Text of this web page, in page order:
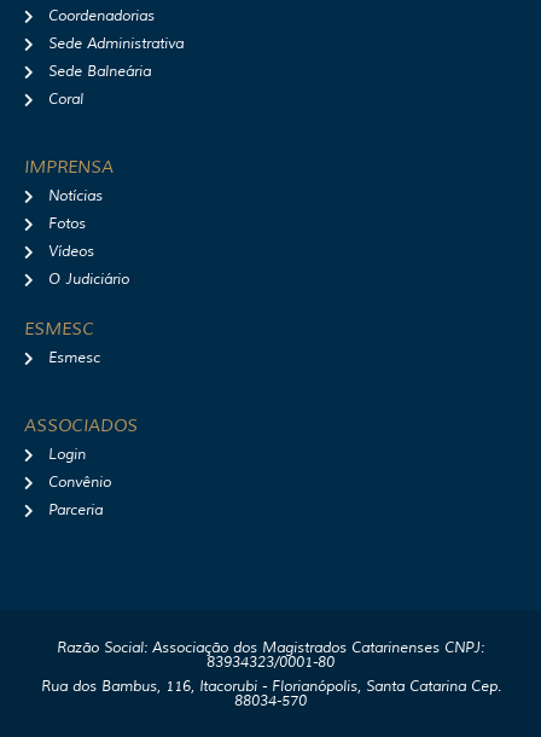
Coordenadorias
Sede Administrativa
Sede Balneária
Coral
IMPRENSA
Notícias
Fotos
Vídeos
O Judiciário
ESMESC
Esmesc
ASSOCIADOS
Login
Convênio
Parceria
Razão Social: Associação dos Magistrados Catarinenses CNPJ:
83934323/0001-80
Rua dos Bambus, 116, Itacorubi - Florianópolis, Santa Catarina Cep.
88034-570